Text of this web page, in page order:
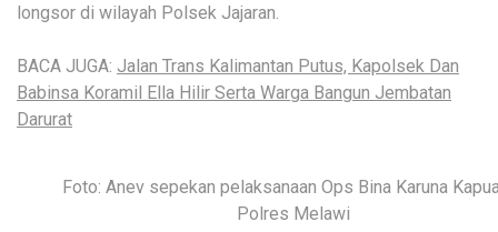
longsor di wilayah Polsek Jajaran.
BACA JUGA: Jalan Trans Kalimantan Putus, Kapolsek Dan
Babinsa Koramil Ella Hilir Serta Warga Bangun Jembatan
Darurat
Foto: Anev sepekan pelaksanaan Ops Bina Karuna
Polres Melawi